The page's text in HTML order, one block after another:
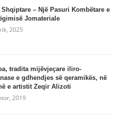
Shqiptare – Një Pasuri Kombëtare e
Jomateriale
2025
tradita mijëvjeçare iliro-
e gdhendjes së qeramikës, në
e artistit Zeqir Alizoti
2019